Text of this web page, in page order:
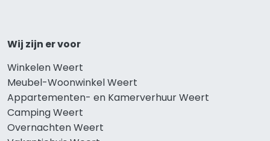
Wij zijn er voor
Winkelen Weert
Meubel-Woonwinkel Weert
Appartementen- en Kamerverhuur Weert
Camping Weert
Overnachten Weert